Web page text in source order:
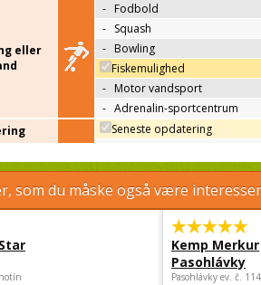
eller
- Fodbold
- Squash
- Bowling
Fiskemulighed
- Motor vandsport
- Adrenalin-sportcentrum
Seneste opdatering
som du måske også være
Kemp Merkur
Pasohlávky
Pasohlávky ev. č.